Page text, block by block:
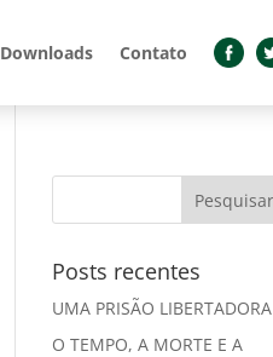
Downloads Contato
Posts recentes
UMA PRISÃO LIBERTADORA
O TEMPO, A MORTE E A